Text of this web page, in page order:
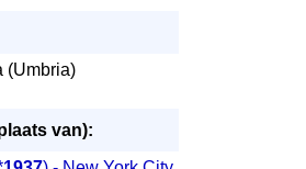
(Umbria)
van):